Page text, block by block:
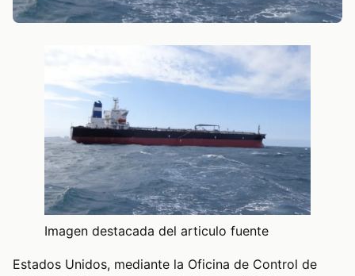
Imagen destacada del articulo fuente
Estados Unidos, mediante la Oficina de Control de